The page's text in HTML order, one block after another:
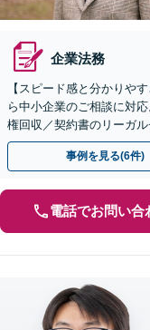
企業法務
【スピード感と分かりや
ら中小企業のご相談に対
権回収／契約書のリーガ
談が初めての企業様へも
事例を見る(6件)
電話でお問い合